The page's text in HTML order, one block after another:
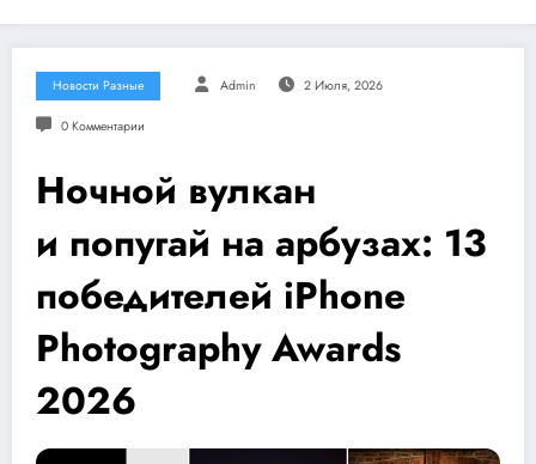
Новости Разные Admin 2 Июля, 2026
0 Комментарии
Ночной вулкан
и попугай на арбузах: 13
победителей iPhone
Photography Awards
2026